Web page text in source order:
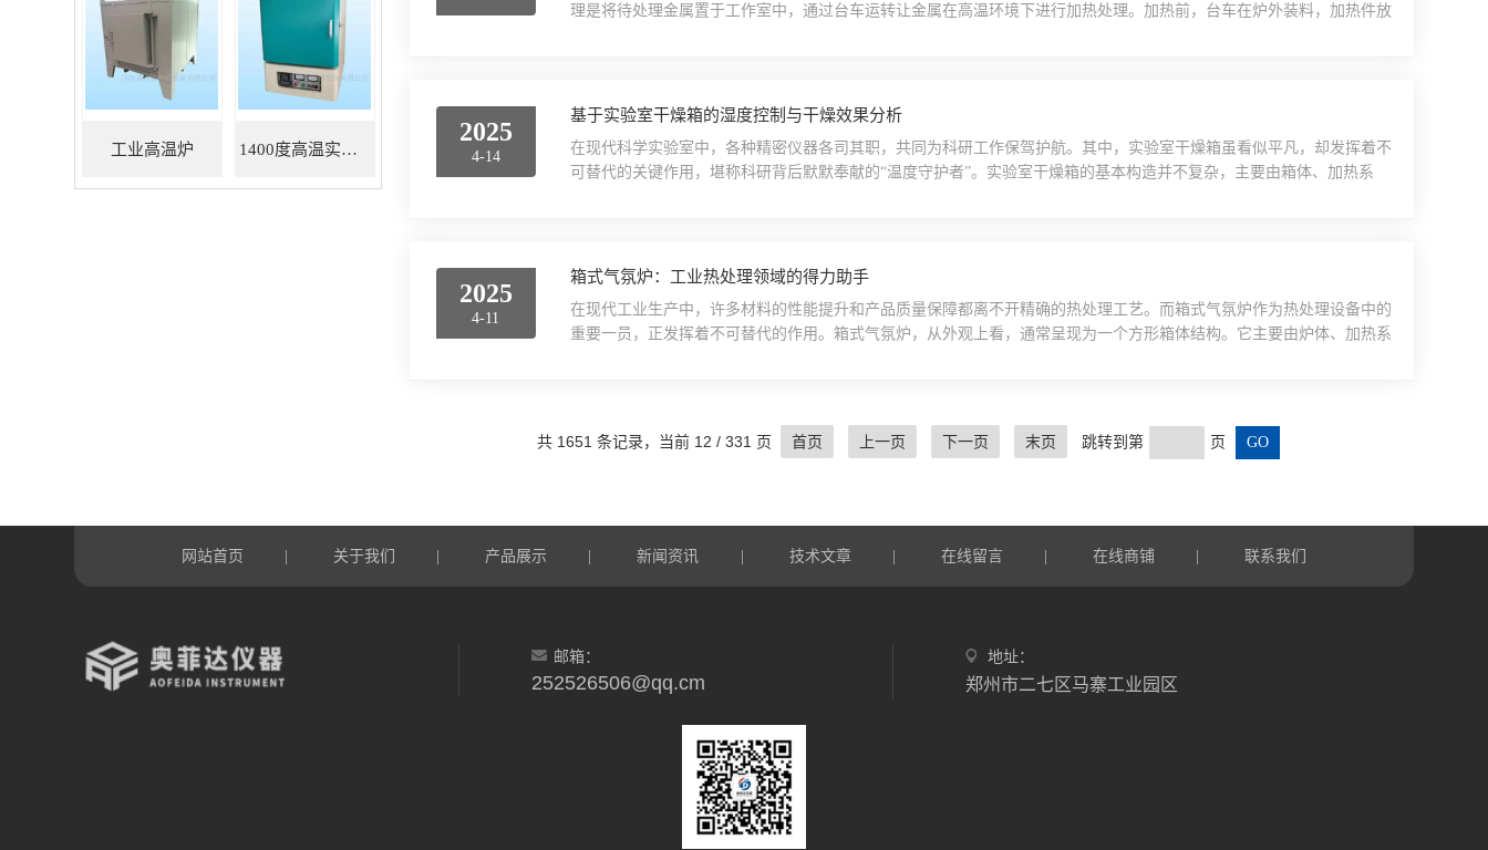
工业高温炉 1400度高温实验炉
理是将待处理金属置于工作室中，通过台车运转让金属在高温环境下进行加热处理。加热前，台车在炉外装料，加热件放
2025
4-14
基于实验室干燥箱的湿度控制与干燥效果分析
在现代科学实验室中，各种精密仪器各司其职，共同为科研工作保驾护航。其中，实验室干燥箱虽看似平凡，却发挥着不
可替代的关键作用，堪称科研背后默默奉献的“温度守护者”。实验室干燥箱的基本构造并不复杂，主要由箱体、加热系
2025
4-11
箱式气氛炉：工业热处理领域的得力助手
在现代工业生产中，许多材料的性能提升和产品质量保障都离不开精确的热处理工艺。而箱式气氛炉作为热处理设备中的
重要一员，正发挥着不可替代的作用。箱式气氛炉，从外观上看，通常呈现为一个方形箱体结构。它主要由炉体、加热系
共 1651 条记录，当前 12 / 331 页 首页 上一页 下一页 末页 跳转到第 页
网站首页 关于我们 产品展示 新闻资讯 技术文章 在线留言 在线商铺 联系我们
邮箱：
252526506@qq.cm
地址：
郑州市二七区马寨工业园区